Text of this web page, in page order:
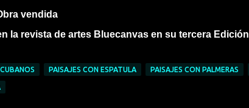
vendida
la revista de artes Bluecanvas en su tercera Edición
PAISAJES CON ESPATULA PAISAJES CON PALMERAS